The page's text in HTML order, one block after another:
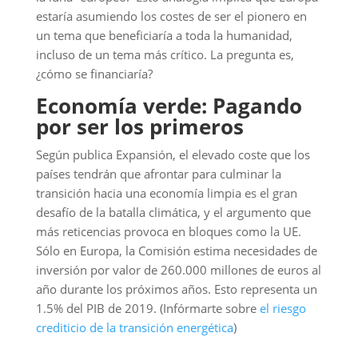
año durante los próximos años. Esto representa un
1.5% del PIB de 2019. (Infórmarte sobreel riesgo
crediticio de la transición energética)
que se presentará un plan de inversiones para
contribuir a lograr la financiación adicional
necesaria. Se ha propuesto un objetivo del 25%
para la integración de la dimensión climática en
todos los programas de la UE y se ha propuesto
basar una de las fuentes de ingresos en envases de
plástico no reciclado y asignar al presupuesto el
20% de los ingresos procedentes de la subasta del
Régimen de Comercio de Derechos de Emisión.
No menos importante es el sector privado: la CE
reconoce que será clave para financiar la transición